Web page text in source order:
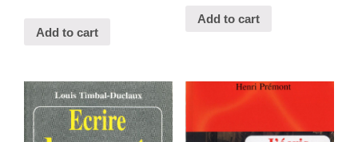
Add to cart
Add to cart